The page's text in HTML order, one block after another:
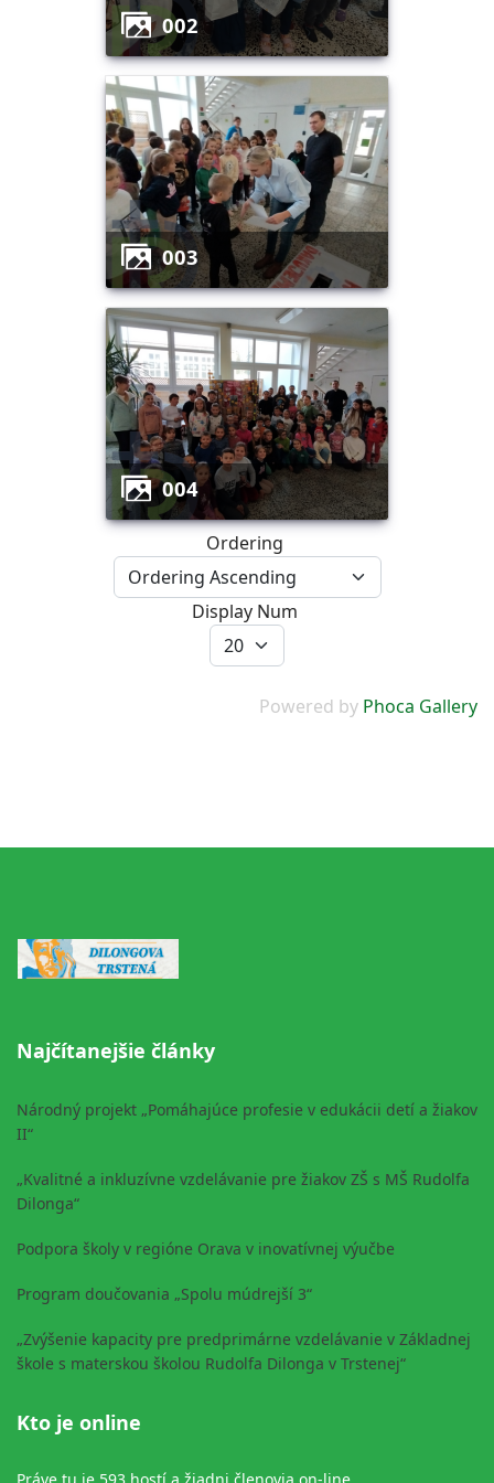
002
003
004
Ordering
Display Num
Powered by Phoca Gallery
Najčítanejšie články
Národný projekt „Pomáhajúce profesie v edukácii detí a žiakov
II“
„Kvalitné a inkluzívne vzdelávanie pre žiakov ZŠ s MŠ Rudolfa
Dilonga“
Podpora školy v regióne Orava v inovatívnej výučbe
Program doučovania „Spolu múdrejší 3“
„Zvýšenie kapacity pre predprimárne vzdelávanie v Základnej
škole s materskou školou Rudolfa Dilonga v Trstenej“
Kto je online